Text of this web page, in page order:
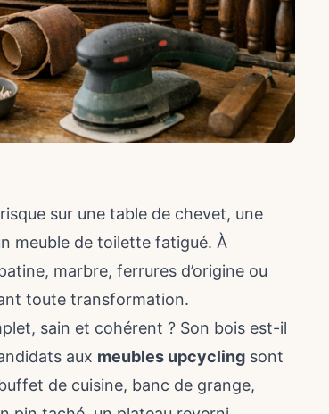
sur une table de chevet, une
meuble de toilette fatigué. À
marbre, ferrures d’origine ou
toute transformation.
sain et cohérent ? Son bois est-il
aux meubles upcycling sont
de cuisine, banc de grange,